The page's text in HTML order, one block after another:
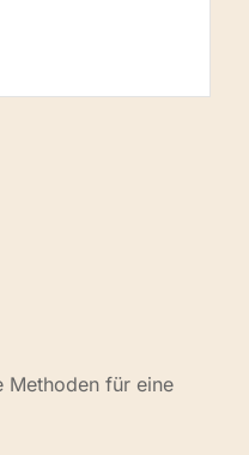
Methoden für eine